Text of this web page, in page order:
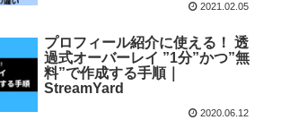
2021.02.05
プロフィール紹介に使える！ 透
過式オーバーレイ ”1分”かつ”無
料”で作成する手順｜
StreamYard
2020.06.12